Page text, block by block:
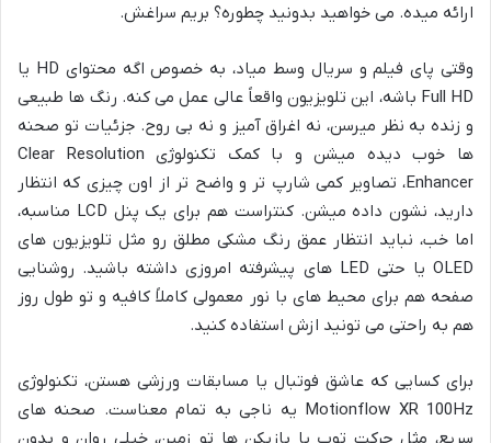
ارائه میده. می خواهید بدونید چطوره؟ بریم سراغش.
وقتی پای فیلم و سریال وسط میاد، به خصوص اگه محتوای HD یا
Full HD باشه، این تلویزیون واقعاً عالی عمل می کنه. رنگ ها طبیعی
و زنده به نظر میرسن، نه اغراق آمیز و نه بی روح. جزئیات تو صحنه
ها خوب دیده میشن و با کمک تکنولوژی Clear Resolution
Enhancer، تصاویر کمی شارپ تر و واضح تر از اون چیزی که انتظار
دارید، نشون داده میشن. کنتراست هم برای یک پنل LCD مناسبه،
اما خب، نباید انتظار عمق رنگ مشکی مطلق رو مثل تلویزیون های
OLED یا حتی LED های پیشرفته امروزی داشته باشید. روشنایی
صفحه هم برای محیط های با نور معمولی کاملاً کافیه و تو طول روز
هم به راحتی می تونید ازش استفاده کنید.
برای کسایی که عاشق فوتبال یا مسابقات ورزشی هستن، تکنولوژی
Motionflow XR 100Hz یه ناجی به تمام معناست. صحنه های
سریع، مثل حرکت توپ یا بازیکن ها تو زمین، خیلی روان و بدون